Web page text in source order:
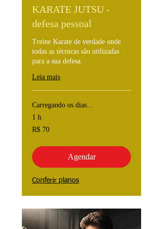
KARATE JUTSU -
defesa pessoal
Treine Karate de verdade onde
todas as técnicas são utilizadas
para a sua defesa.
Leia mais
Carregando os dias...
1 h
70
Reais
R$ 70
Agendar
Conferir planos